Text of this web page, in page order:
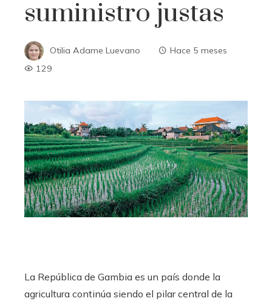
suministro justas
Otilia Adame Luevano
Hace 5 meses
129
La República de Gambia es un país donde la
agricultura continúa siendo el pilar central de la